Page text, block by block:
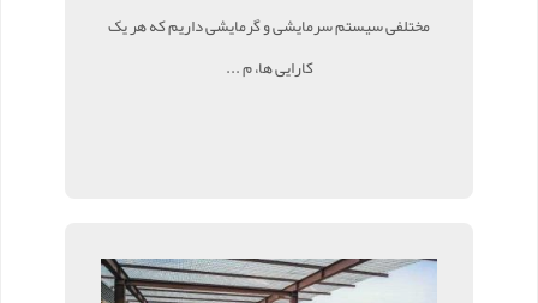
مختلفی سیستم سرمایشی و گرمایشی داریم که هر یک
کارایی ها، م ...